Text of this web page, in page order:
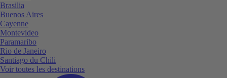
Brasilia
Buenos Aires
Cayenne
Montevideo
Paramaribo
Rio de Janeiro
Santiago du Chili
Voir toutes les destinations